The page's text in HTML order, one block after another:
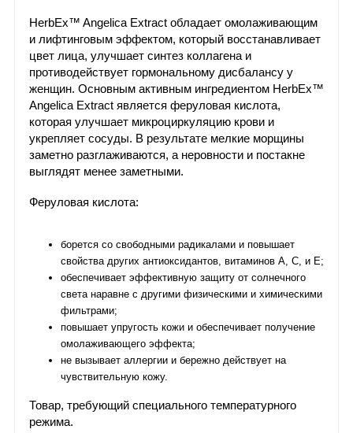
HerbEx™ Angelica Extract обладает омолаживающим
и лифтинговым эффектом, который восстанавливает
цвет лица, улучшает синтез коллагена и
противодействует гормональному дисбалансу у
женщин. Основным активным ингредиентом HerbEx™
Angelica Extract является феруловая кислота,
которая улучшает микроциркуляцию крови и
укрепляет сосуды. В результате мелкие морщины
заметно разглаживаются, а неровности и постакне
выглядят менее заметными.
Феруловая кислота:
борется со свободными радикалами и повышает
свойства других антиоксидантов, витаминов А, С, и Е;
обеспечивает эффективную защиту от солнечного
света наравне с другими физическими и химическими
фильтрами;
повышает упругость кожи и обеспечивает получение
омолаживающего эффекта;
не вызывает аллергии и бережно действует на
чувствительную кожу.
Товар, требующий специального температурного
режима.